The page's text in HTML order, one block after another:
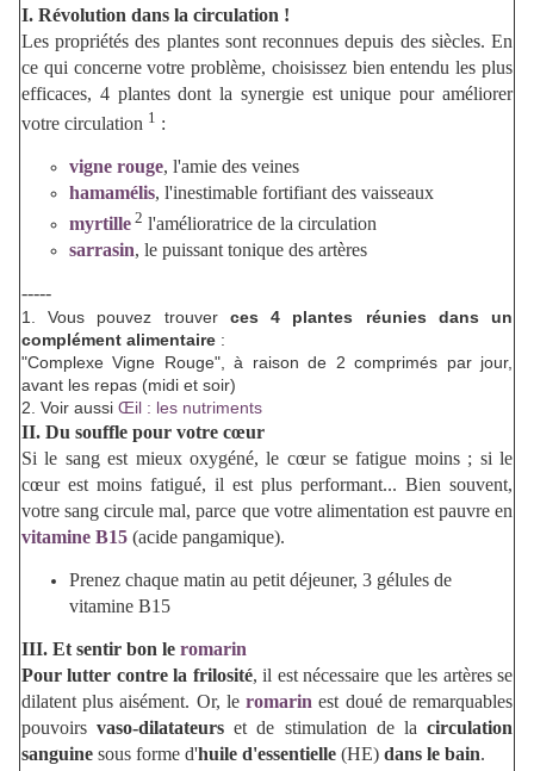
I. Révolution dans la circulation !
Les propriétés des plantes sont reconnues depuis des siècles. En
ce qui concerne votre problème, choisissez bien entendu les plus
efficaces, 4 plantes dont la synergie est unique pour améliorer
votre circulation 1 :
vigne rouge, l'amie des veines
hamamélis, l'inestimable fortifiant des vaisseaux
myrtille 2 l'amélioratrice de la circulation
sarrasin, le puissant tonique des artères
-----
1. Vous pouvez trouver ces 4 plantes réunies dans un
complément alimentaire :
"Complexe Vigne Rouge", à raison de 2 comprimés par jour,
avant les repas (midi et soir)
2. Voir aussi Œil : les nutriments
II. Du souffle pour votre cœur
Si le sang est mieux oxygéné, le cœur se fatigue moins ; si le
cœur est moins fatigué, il est plus performant... Bien souvent,
votre sang circule mal, parce que votre alimentation est pauvre en
vitamine B15 (acide pangamique).
Prenez chaque matin au petit déjeuner, 3 gélules de
vitamine B15
III. Et sentir bon le romarin
Pour lutter contre la frilosité, il est nécessaire que les artères se
dilatent plus aisément. Or, leromarin est doué de remarquables
pouvoirs vaso-dilatateurs et de stimulation de lacirculation
sanguine sous forme d'huile d'essentielle (HE) dans le bain.